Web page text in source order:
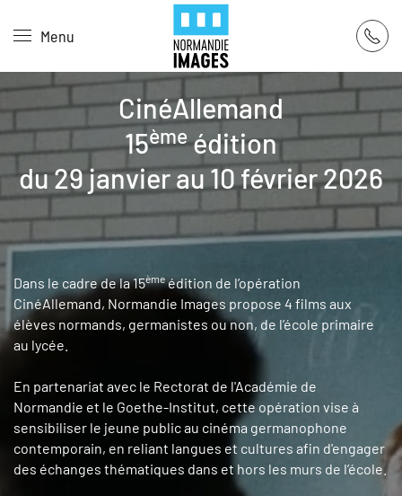
Skip to main content
Menu
CinéAllemand
15èmeédition
du 29 janvier au 10 février 2026
Dans le cadre de la 15èmeédition de l’opération
CinéAllemand, Normandie Images propose 4 films aux
élèves normands, germanistes ou non, de l’école primaire
au lycée.
En partenariat avec le Rectorat de l'Académie de
Normandie et le Goethe-Institut, cette opération vise à
sensibiliser le jeune public au cinéma germanophone
contemporain, en reliant langues et cultures afin d'engager
des échanges thématiques dans et hors les murs de l’école.
Panneau de gestion des cookies